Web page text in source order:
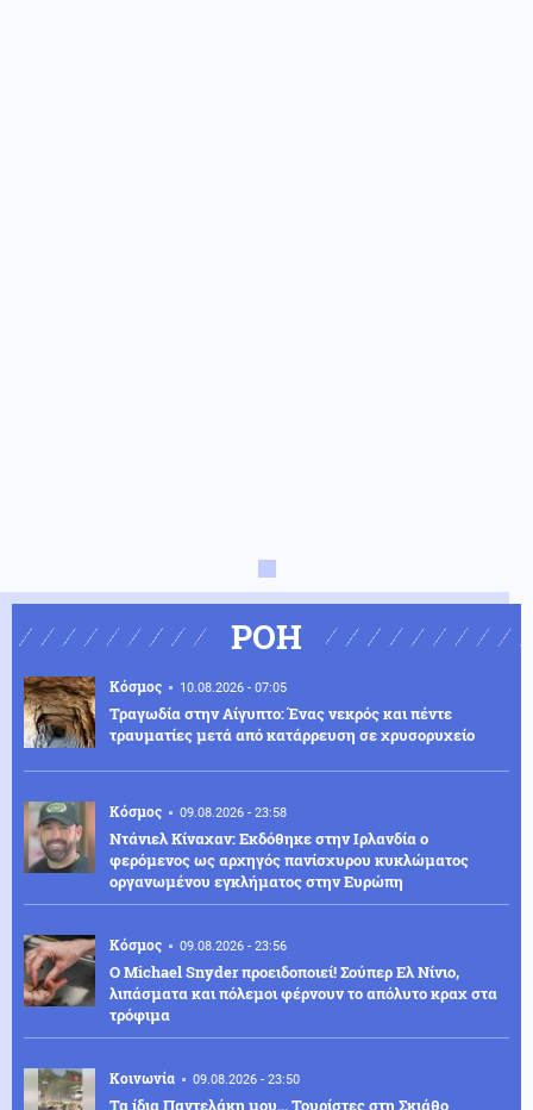
ΡΟΗ
Κόσμος 10.08.2026 - 07:05
Τραγωδία στην Αίγυπτο: Ένας νεκρός και πέντε
τραυματίες μετά από κατάρρευση σε χρυσορυχείο
Κόσμος 09.08.2026 - 23:58
Ντάνιελ Κίναχαν: Εκδόθηκε στην Ιρλανδία ο
φερόμενος ως αρχηγός πανίσχυρου κυκλώματος
οργανωμένου εγκλήματος στην Ευρώπη
Κόσμος 09.08.2026 - 23:56
Ο Michael Snyder προειδοποιεί! Σούπερ Ελ Νίνιο,
λιπάσματα και πόλεμοι φέρνουν το απόλυτο κραχ στα
τρόφιμα
Κοινωνία 09.08.2026 - 23:50
Τα ίδια Παντελάκη μου... Τουρίστες στη Σκιάθο